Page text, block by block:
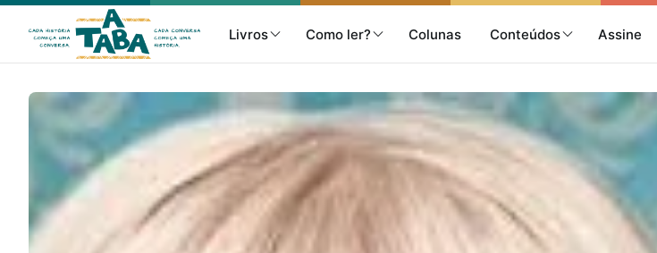
Livros Como ler? Colunas Conteúdos Assine
Livros
Resenhas